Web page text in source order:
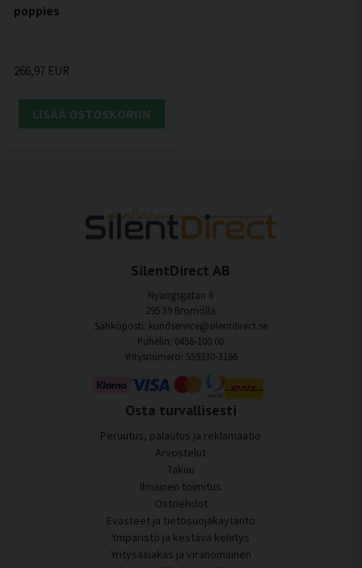
poppies
266,97 EUR
LISÄÄ OSTOSKORIIN
SilentDirect AB
Nyängsgatan 6
295 39 Bromölla
Sähköposti: kundservice@silentdirect.se
Puhelin: 0456-100 00
Yritysnumero: 559330-3166
Osta turvallisesti
Peruutus, palautus ja reklamaatio
Arvostelut
Takuu
Ilmainen toimitus
Ostoehdot
Evästeet ja tietosuojakäytäntö
Ympäristö ja kestävä kehitys
Yritysasiakas ja viranomainen